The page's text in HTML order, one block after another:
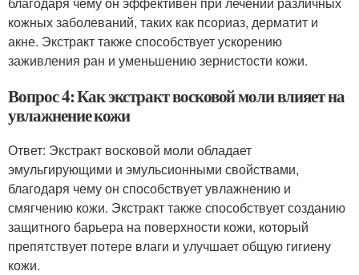
кожных заболеваний, таких как псориаз, дерматит и
акне. Экстракт также способствует ускорению
заживления ран и уменьшению зернистости кожи.
Вопрос 4: Как экстракт восковой моли влияет на
увлажнение кожи
Ответ: Экстракт восковой моли обладает
эмульгирующими и эмульсионными свойствами,
благодаря чему он способствует увлажнению и
смягчению кожи. Экстракт также способствует созданию
защитного барьера на поверхности кожи, который
препятствует потере влаги и улучшает общую гигиену
кожи.